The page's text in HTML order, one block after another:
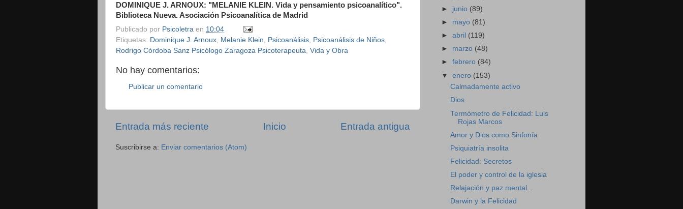
DOMINIQUE J. ARNOUX: "MELANIE KLEIN. Vida y pensamiento psicoanalítico".
Biblioteca Nueva. Asociación Psicoanalítica de Madrid
Publicado por Psicoletra en 10:04
Etiquetas: Dominique J. Arnoux Melanie Klein Psicoanálisis Psicoanálisis de Niños
Rodrigo Córdoba Sanz Psicólogo Zaragoza Psicoterapeuta Vida y Obra
No hay comentarios:
Publicar un comentario
Entrada más reciente Entrada antigua
Inicio
Suscribirse a: Enviar comentarios (Atom)
► junio (89)
► mayo (81)
►abril (119)
► marzo (48)
►febrero (84)
▼enero (153)
Calmadamente activo
Dios
Termómetro de Felicidad: Luis
Rojas Marcos
Amor y Dios como Sinfonía
Psiquiatría insolita
Felicidad: Secretos
El poder y control de la iglesia
Relajación y paz mental...
Darwin y la Felicidad